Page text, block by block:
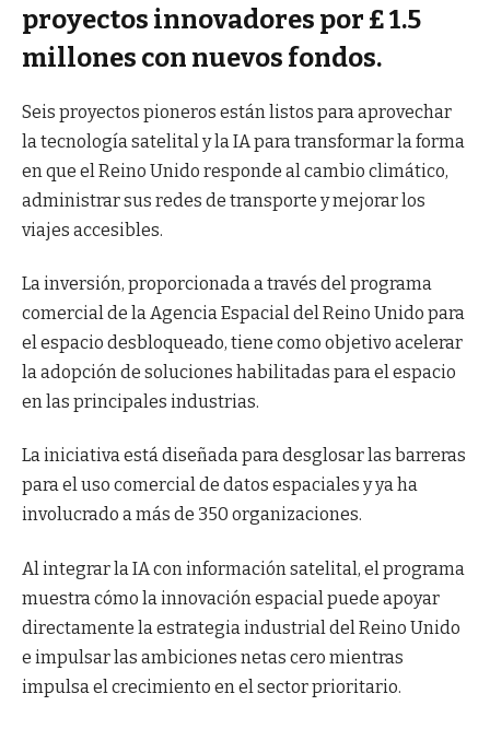
proyectos innovadores por £ 1.5
millones con nuevos fondos.
Seis proyectos pioneros están listos para aprovechar
la tecnología satelital y la IA para transformar la forma
en que el Reino Unido responde al cambio climático,
administrar sus redes de transporte y mejorar los
viajes accesibles.
La inversión, proporcionada a través del programa
comercial de la Agencia Espacial del Reino Unido para
el espacio desbloqueado, tiene como objetivo acelerar
la adopción de soluciones habilitadas para el espacio
en las principales industrias.
La iniciativa está diseñada para desglosar las barreras
para el uso comercial de datos espaciales y ya ha
involucrado a más de 350 organizaciones.
Al integrar la IA con información satelital, el programa
muestra cómo la innovación espacial puede apoyar
directamente la estrategia industrial del Reino Unido
e impulsar las ambiciones netas cero mientras
impulsa el crecimiento en el sector prioritario.